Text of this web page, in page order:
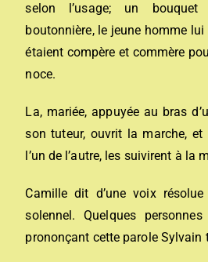
selon l’usage; un
boutonnière, le jeune homme
étaient compère et commère
noce.
La, mariée, appuyée au bras
son tuteur, ouvrit la marche,
l’un de l’autre, les suivirent à la
Camille dit d’une voix
solennel. Quelques
prononçant cette parole Sylvain